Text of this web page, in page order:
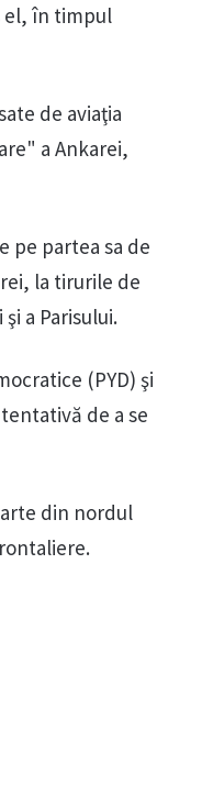
el, în timpul
de aviaţia
a Ankarei,
pe partea sa de
la tirurile de
a Parisului.
(PYD) şi
de a se
din nordul